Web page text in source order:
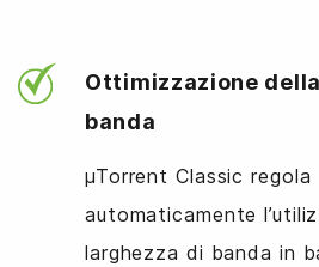
Ottimizzazione
banda
µTorrent Classic regola
automaticamente
larghezza di banda in